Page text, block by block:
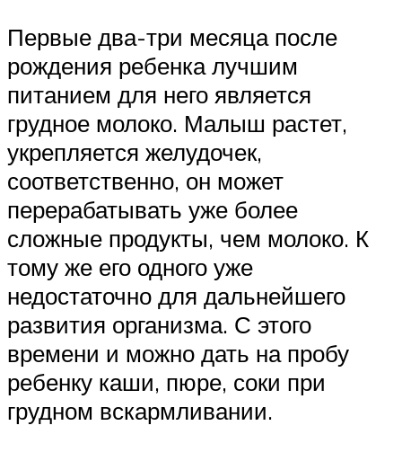
Первые два-три месяца после
рождения ребенка лучшим
питанием для него является
грудное молоко. Малыш растет,
укрепляется желудочек,
соответственно, он может
перерабатывать уже более
сложные продукты, чем молоко. К
тому же его одного уже
недостаточно для дальнейшего
развития организма. С этого
времени и можно дать на пробу
ребенку каши, пюре, соки при
грудном вскармливании.